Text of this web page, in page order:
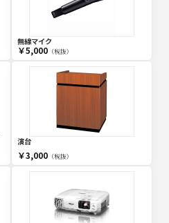
無線マイク
￥5,000（税抜）
演台
￥3,000（税抜）